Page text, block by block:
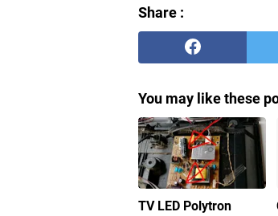
Share :
You may like these
TV LED Polytron